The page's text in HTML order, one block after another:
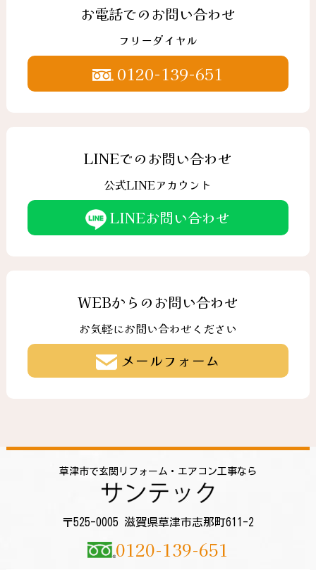
お電話でのお問い合わせ
フリーダイヤル
0120-139-651
LINEでのお問い合わせ
公式LINEアカウント
LINEお問い合わせ
WEBからのお問い合わせ
お気軽にお問い合わせください
メールフォーム
草津市で玄関リフォーム・エアコン工事なら
〒525-0005 滋賀県草津市志那町611-2
0120-139-651